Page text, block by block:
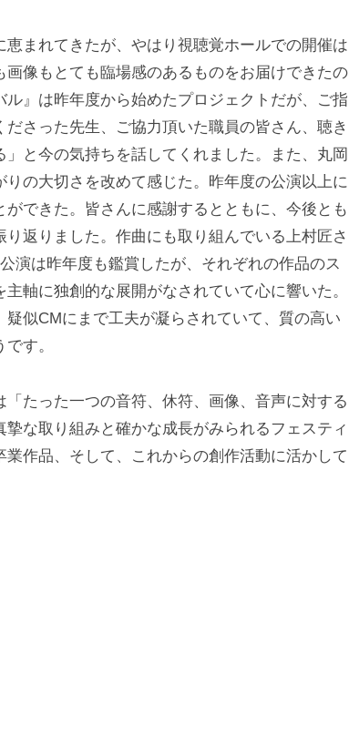
まれてきたが、やはり視聴覚ホールでの開催は
像もとても臨場感のあるものをお届けできたの
』は昨年度から始めたプロジェクトだが、ご指
さった先生、ご協力頂いた職員の皆さん、聴き
と今の気持ちを話してくれました。また、丸岡
の大切さを改めて感じた。昨年度の公演以上に
できた。皆さんに感謝するとともに、今後とも
返りました。作曲にも取り組んでいる上村匠さ
演は昨年度も鑑賞したが、それぞれの作品のス
軸に独創的な展開がなされていて心に響いた。
似CMにまで工夫が凝らされていて、質の高い
す。
たった一つの音符、休符、画像、音声に対する
な取り組みと確かな成長がみられるフェスティ
作品、そして、これからの創作活動に活かして